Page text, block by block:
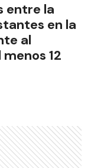
entre la
en la
al
12